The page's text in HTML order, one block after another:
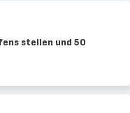
stellen und 50